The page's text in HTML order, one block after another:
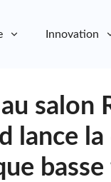
Innovation
salon
lance